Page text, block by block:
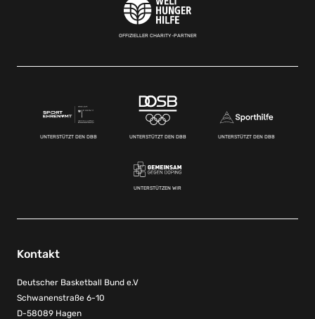
OFFIZIELLER CHARITY-PARTNER
UNTERSTÜTZT DEN DBB UNTERSTÜTZT DEN DBB UNTERSTÜTZT DEN DBB
UNTERSTÜTZEN WIR
Kontakt
Deutscher Basketball Bund e.V
Schwanenstraße 6-10
D-58089 Hagen